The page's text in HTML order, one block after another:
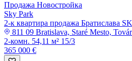
Продажа Новостройка
Sky Park
2-к квартира продажа Братислава
811 09 Bratislava, Staré Mesto,
2-комн. 54,11 м² 15/3
365 000 €